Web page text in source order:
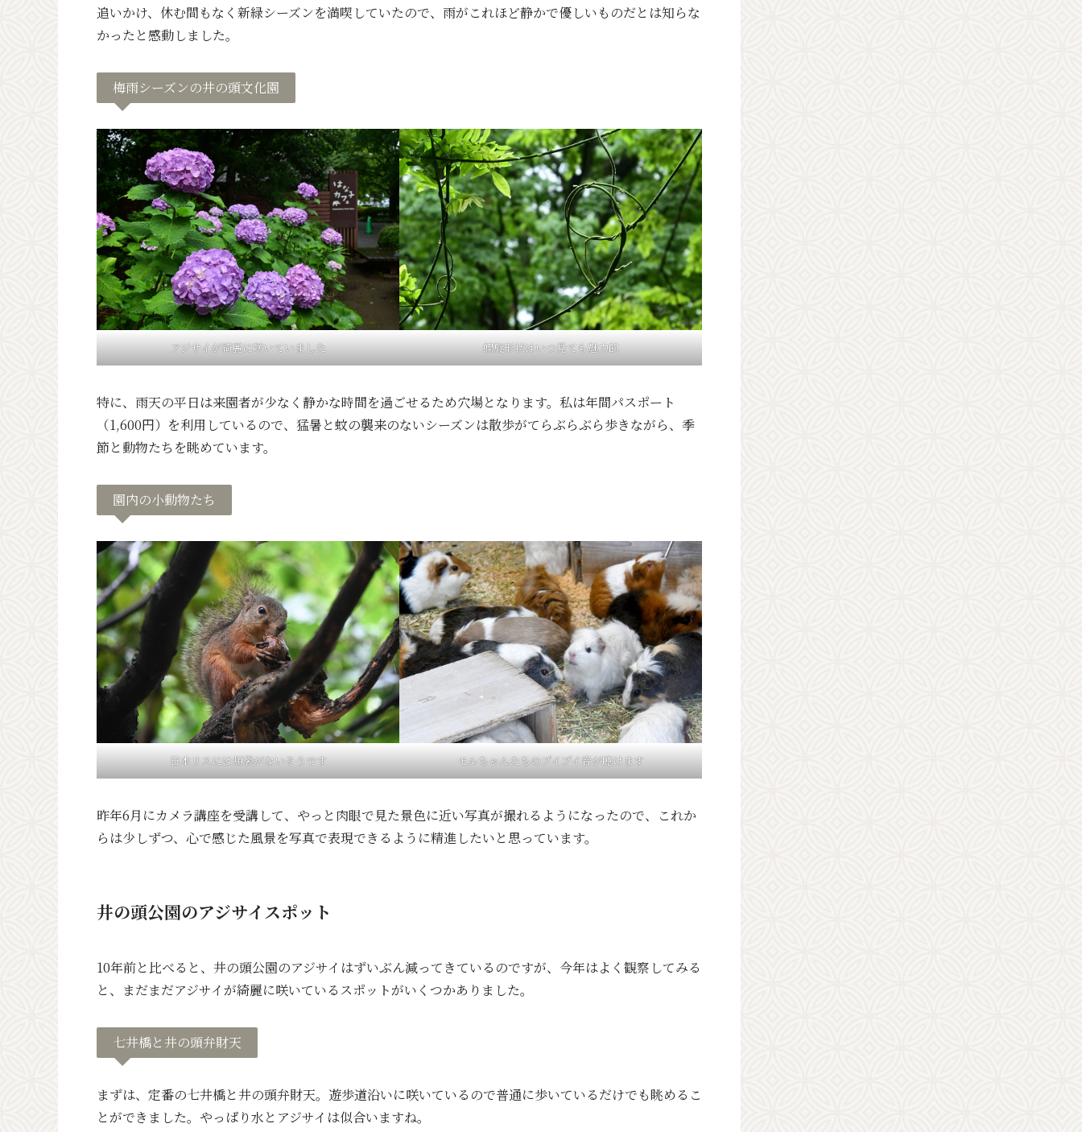
追いかけ、休む間もなく新緑シーズンを満喫していたので、雨がこれほど静かで優しいものだとは知らな
かったと感動しました。
梅雨シーズンの井の頭文化園
アジサイが綺麗に咲いていました 螺旋形状はいつ見ても魅力的
特に、雨天の平日は来園者が少なく静かな時間を過ごせるため穴場となります。私は年間パスポート
（1,600円）を利用しているので、猛暑と蚊の襲来のないシーズンは散歩がてらぶらぶら歩きながら、季
節と動物たちを眺めています。
園内の小動物たち
日本リスには頬袋がないそうです モルちゃんたちのプイプイ音が聴けます
昨年6月にカメラ講座を受講して、やっと肉眼で見た景色に近い写真が撮れるようになったので、これか
らは少しずつ、心で感じた風景を写真で表現できるように精進したいと思っています。
井の頭公園のアジサイスポット
10年前と比べると、井の頭公園のアジサイはずいぶん減ってきているのですが、今年はよく観察してみる
と、まだまだアジサイが綺麗に咲いているスポットがいくつかありました。
七井橋と井の頭弁財天
まずは、定番の七井橋と井の頭弁財天。遊歩道沿いに咲いているので普通に歩いているだけでも眺めるこ
とができました。やっぱり水とアジサイは似合いますね。